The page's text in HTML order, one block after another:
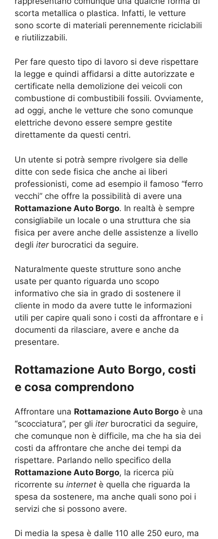
scorta metallica o plastica. Infatti, le vetture
sono scorte di materiali perennemente riciclabili
e riutilizzabili.
Per fare questo tipo di lavoro si deve rispettare
la legge e quindi affidarsi a ditte autorizzate e
certificate nella demolizione dei veicoli con
combustione di combustibili fossili. Ovviamente,
ad oggi, anche le vetture che sono comunque
elettriche devono essere sempre gestite
direttamente da questi centri.
Un utente si potrà sempre rivolgere sia delle
ditte con sede fisica che anche ai liberi
professionisti, come ad esempio il famoso “ferro
vecchi” che offre la possibilità di avere una
Rottamazione Auto Borgo. In realtà è sempre
consigliabile un locale o una struttura che sia
fisica per avere anche delle assistenze a livello
degli iterburocratici da seguire.
Naturalmente queste strutture sono anche
usate per quanto riguarda uno scopo
informativo che sia in grado di sostenere il
cliente in modo da avere tutte le informazioni
utili per capire quali sono i costi da affrontare e i
documenti da rilasciare, avere e anche da
presentare.
Rottamazione Auto Borgo, costi
e cosa comprendono
Affrontare una Rottamazione Auto Borgo è una
“scocciatura”, per gli iterburocratici da seguire,
che comunque non è difficile, ma che ha sia dei
costi da affrontare che anche dei tempi da
rispettare. Parlando nello specifico della
Rottamazione Auto Borgo, la ricerca più
ricorrente su internet è quella che riguarda la
spesa da sostenere, ma anche quali sono poi i
servizi che si possono avere.
Di media la spesa è dalle 110 alle 250 euro, ma